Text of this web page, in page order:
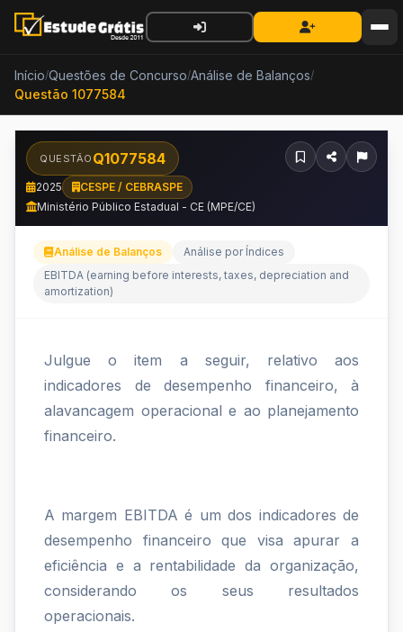
Início/Questões de Concurso/Análise de Balanços/
Questão 1077584
QUESTÃO Q1077584
2025
CESPE / CEBRASPE
Ministério Público Estadual - CE (MPE/CE)
Análise de Balanços
Análise por Índices
EBITDA (earning before interests, taxes, depreciation and
amortization)
Julgue
o
item
relativo
aos
indicadores
de...
Julgue o item a seguir, relativo aos
indicadores de desempenho financeiro, à
alavancagem operacional e ao planejamento
financeiro.
A margem EBITDA é um dos indicadores de
desempenho financeiro que visa apurar a
eficiência e a rentabilidade da organização,
considerando os seus resultados
operacionais.